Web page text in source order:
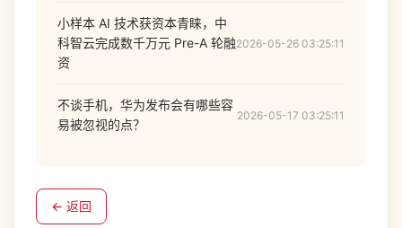
小样本 AI 技术获资本青睐，中
科智云完成数千万元 Pre-A 轮融
资
2026-05-26 03:25:11
不谈手机，华为发布会有哪些容
易被忽视的点？
2026-05-17 03:25:11
← 返回